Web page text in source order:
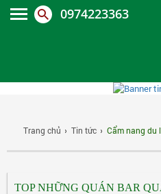
0974223363
Trang chủ Tin tức Cẩm nang du
TOP NHỮNG QUÁN BAR